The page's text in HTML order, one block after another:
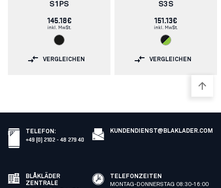
S1PS
145.18€
inkl. MwSt.
VERGLEICHEN
S3S
151.13€
inkl. MwSt.
VERGLEICHEN
TELEFON :
+49 (0) 2102 - 48 279 40
KUNDENDIENST@BLAKLADER.COM
BLÅKLÄDER
ZENTRALE
TELEFONZEITEN
MONTAG-DONNERSTAG 08:30-16:00